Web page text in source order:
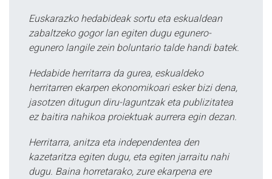
Euskarazko hedabideak sortu eta eskualdean
zabaltzeko gogor lan egiten dugu egunero-
egunero langile zein boluntario talde handi batek.
Hedabide herritarra da gurea, eskualdeko
herritarren ekarpen ekonomikoari esker bizi dena,
jasotzen ditugun diru-laguntzak eta publizitatea
ez baitira nahikoa proiektuak aurrera egin dezan.
Herritarra, anitza eta independentea den
kazetaritza egiten dugu, eta egiten jarraitu nahi
dugu. Baina horretarako, zure ekarpena ere